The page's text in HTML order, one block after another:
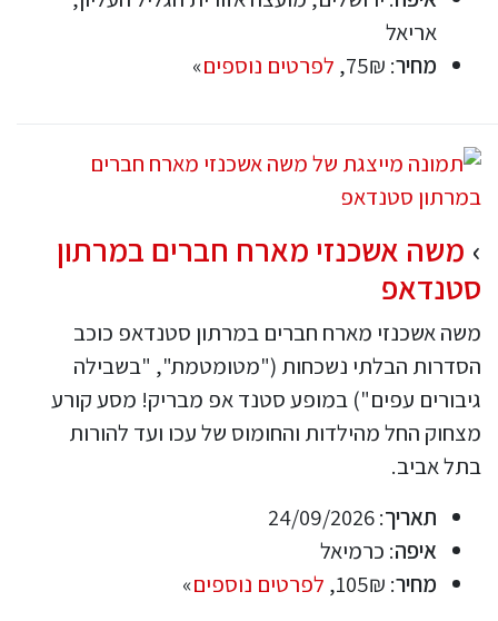
אריאל
מחיר: 75₪, לפרטים נוספים»
משה אשכנזי מארח חברים במרתון
סטנדאפ
משה אשכנזי מארח חברים במרתון סטנדאפ כוכב
הסדרות הבלתי נשכחות ("מטומטמת", "בשבילה
גיבורים עפים") במופע סטנד אפ מבריק! מסע קורע
מצחוק החל מהילדות והחומוס של עכו ועד להורות
בתל אביב.
תאריך: 24/09/2026
איפה: כרמיאל
מחיר: 105₪, לפרטים נוספים»